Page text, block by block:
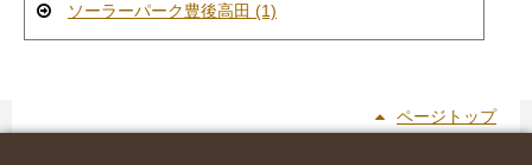
ソーラーパーク豊後高田 (1)
ページトップ